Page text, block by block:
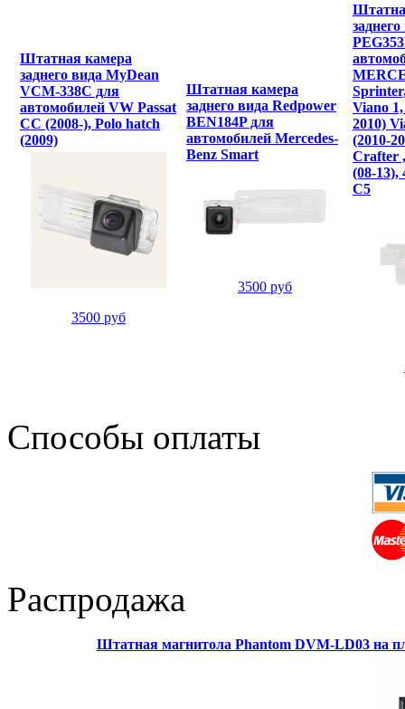
Штатная камера
заднего вида MyDean
VCM-338C для
автомобилей VW Passat
СС (2008-), Polo hatch
(2009)
3500 руб
Штатная камера
заднего вида Redpower
BEN184P для
автомобилей Mercedes-
Benz Smart
3500 руб
Viano
2010)
(2010-
Crafter
(08-13),
C5
Способы оплаты
Распродажа
Штатная магнитола Phantom DVM-LD03 на